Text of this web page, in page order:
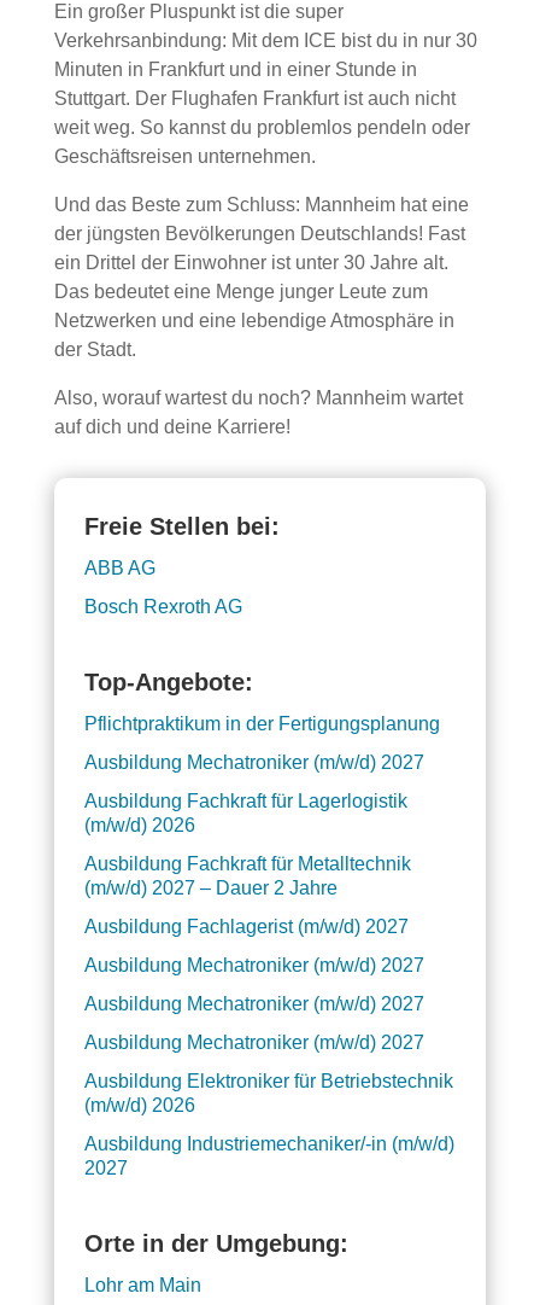
Ein großer Pluspunkt ist die super
Verkehrsanbindung: Mit dem ICE bist du in nur 30
Minuten in Frankfurt und in einer Stunde in
Stuttgart. Der Flughafen Frankfurt ist auch nicht
weit weg. So kannst du problemlos pendeln oder
Geschäftsreisen unternehmen.
Und das Beste zum Schluss: Mannheim hat eine
der jüngsten Bevölkerungen Deutschlands! Fast
ein Drittel der Einwohner ist unter 30 Jahre alt.
Das bedeutet eine Menge junger Leute zum
Netzwerken und eine lebendige Atmosphäre in
der Stadt.
Also, worauf wartest du noch? Mannheim wartet
auf dich und deine Karriere!
Freie Stellen bei:
ABB AG
Bosch Rexroth AG
Top-Angebote:
Pflichtpraktikum in der Fertigungsplanung
Ausbildung Mechatroniker (m/w/d) 2027
Ausbildung Fachkraft für Lagerlogistik
(m/w/d) 2026
Ausbildung Fachkraft für Metalltechnik
(m/w/d) 2027 – Dauer 2 Jahre
Ausbildung Fachlagerist (m/w/d) 2027
Ausbildung Mechatroniker (m/w/d) 2027
Ausbildung Mechatroniker (m/w/d) 2027
Ausbildung Mechatroniker (m/w/d) 2027
Ausbildung Elektroniker für Betriebstechnik
(m/w/d) 2026
Ausbildung Industriemechaniker/-in (m/w/d)
2027
Orte in der Umgebung:
Lohr am Main